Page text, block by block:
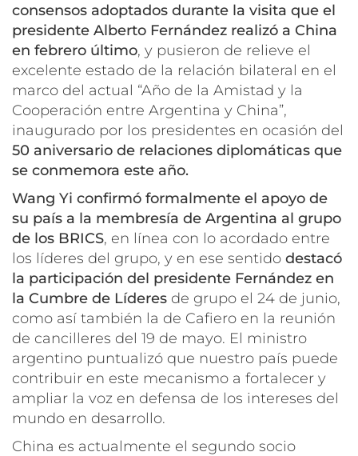
consensos adoptados durante la visita que el
presidente Alberto Fernández realizó a China
en febrero último, y pusieron de relieve el
excelente estado de la relación bilateral en el
marco del actual “Año de la Amistad y la
Cooperación entre Argentina y China”,
inaugurado por los presidentes en ocasión del
50 aniversario de relaciones diplomáticas que
se conmemora este año.
Wang Yi confirmó formalmente el apoyo de
su país a la membresía de Argentina al grupo
de los BRICS, en línea con lo acordado entre
los líderes del grupo, y en ese sentido destacó
la participación del presidente Fernández en
la Cumbre de Líderes de grupo el 24 de junio,
como así también la de Cafiero en la reunión
de cancilleres del 19 de mayo. El ministro
argentino puntualizó que nuestro país puede
contribuir en este mecanismo a fortalecer y
ampliar la voz en defensa de los intereses del
mundo en desarrollo.
China es actualmente el segundo socio